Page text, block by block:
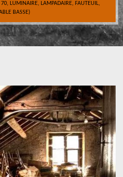
LUMINAIRE, LAMPADAIRE, FAUTEUIL,
BASSE)